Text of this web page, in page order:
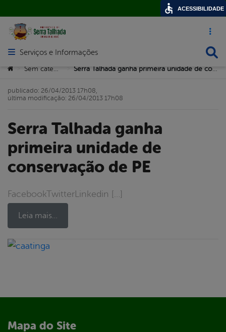
Acesso
Abrir menu principal de navegação
Serviços e Informações
Você está aqui:
> >
Serra Talhada ganha
primeira unidade de
conservação de PE
FacebookTwitterLinkedin […]
Leia mais…
publicado: 26/04/2013 17h08,
última modificação: 26/04/2013 17h08
Mapa do Site
ACESSIBILIDADE